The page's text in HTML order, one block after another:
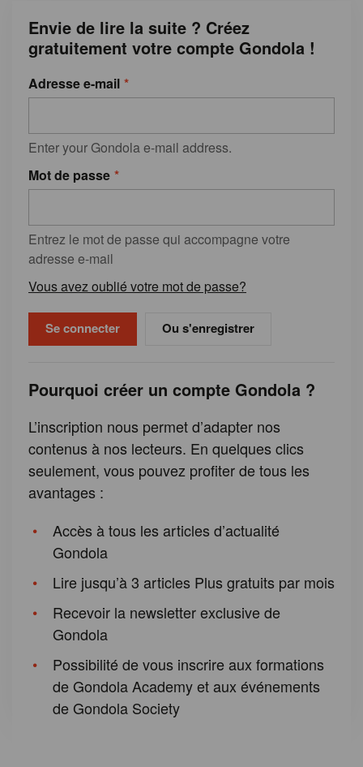
Envie de lire la suite ? Créez
gratuitement votre compte Gondola !
Adresse e-mail
Enter your Gondola e-mail address.
Mot de passe
Entrez le mot de passe qui accompagne votre
adresse e-mail
Vous avez oublié votre mot de passe?
Ou s'enregistrer
Pourquoi créer un compte Gondola ?
L’inscription nous permet d’adapter nos
contenus à nos lecteurs. En quelques clics
seulement, vous pouvez profiter de tous les
avantages :
Accès à tous les articles d’actualité
Gondola
Lire jusqu’à 3 articles Plus gratuits par mois
Recevoir la newsletter exclusive de
Gondola
Possibilité de vous inscrire aux formations
de Gondola Academy et aux événements
de Gondola Society